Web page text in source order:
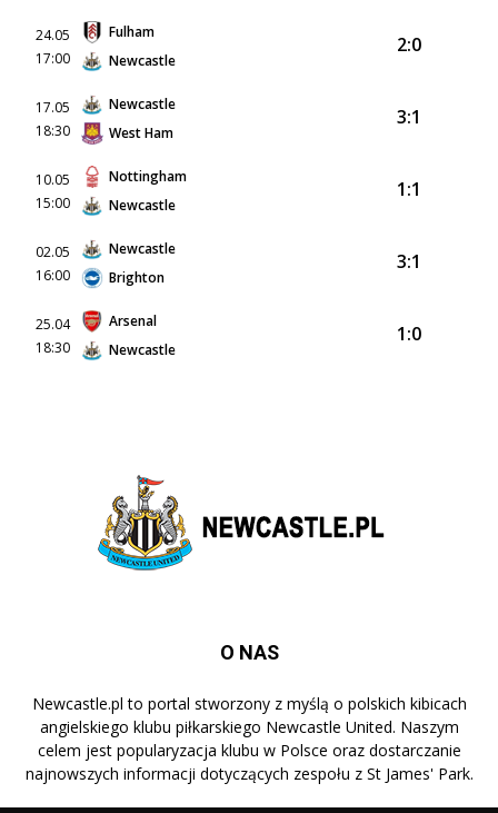
24.05
17:00
Fulham
Newcastle
2:0
17.05
18:30
Newcastle
West Ham
3:1
10.05
15:00
Nottingham
Newcastle
1:1
02.05
16:00
Newcastle
Brighton
3:1
25.04
18:30
Arsenal
Newcastle
1:0
O NAS
Newcastle.pl to portal stworzony z myślą o polskich kibicach
angielskiego klubu piłkarskiego Newcastle United. Naszym
celem jest popularyzacja klubu w Polsce oraz dostarczanie
najnowszych informacji dotyczących zespołu z St James' Park.